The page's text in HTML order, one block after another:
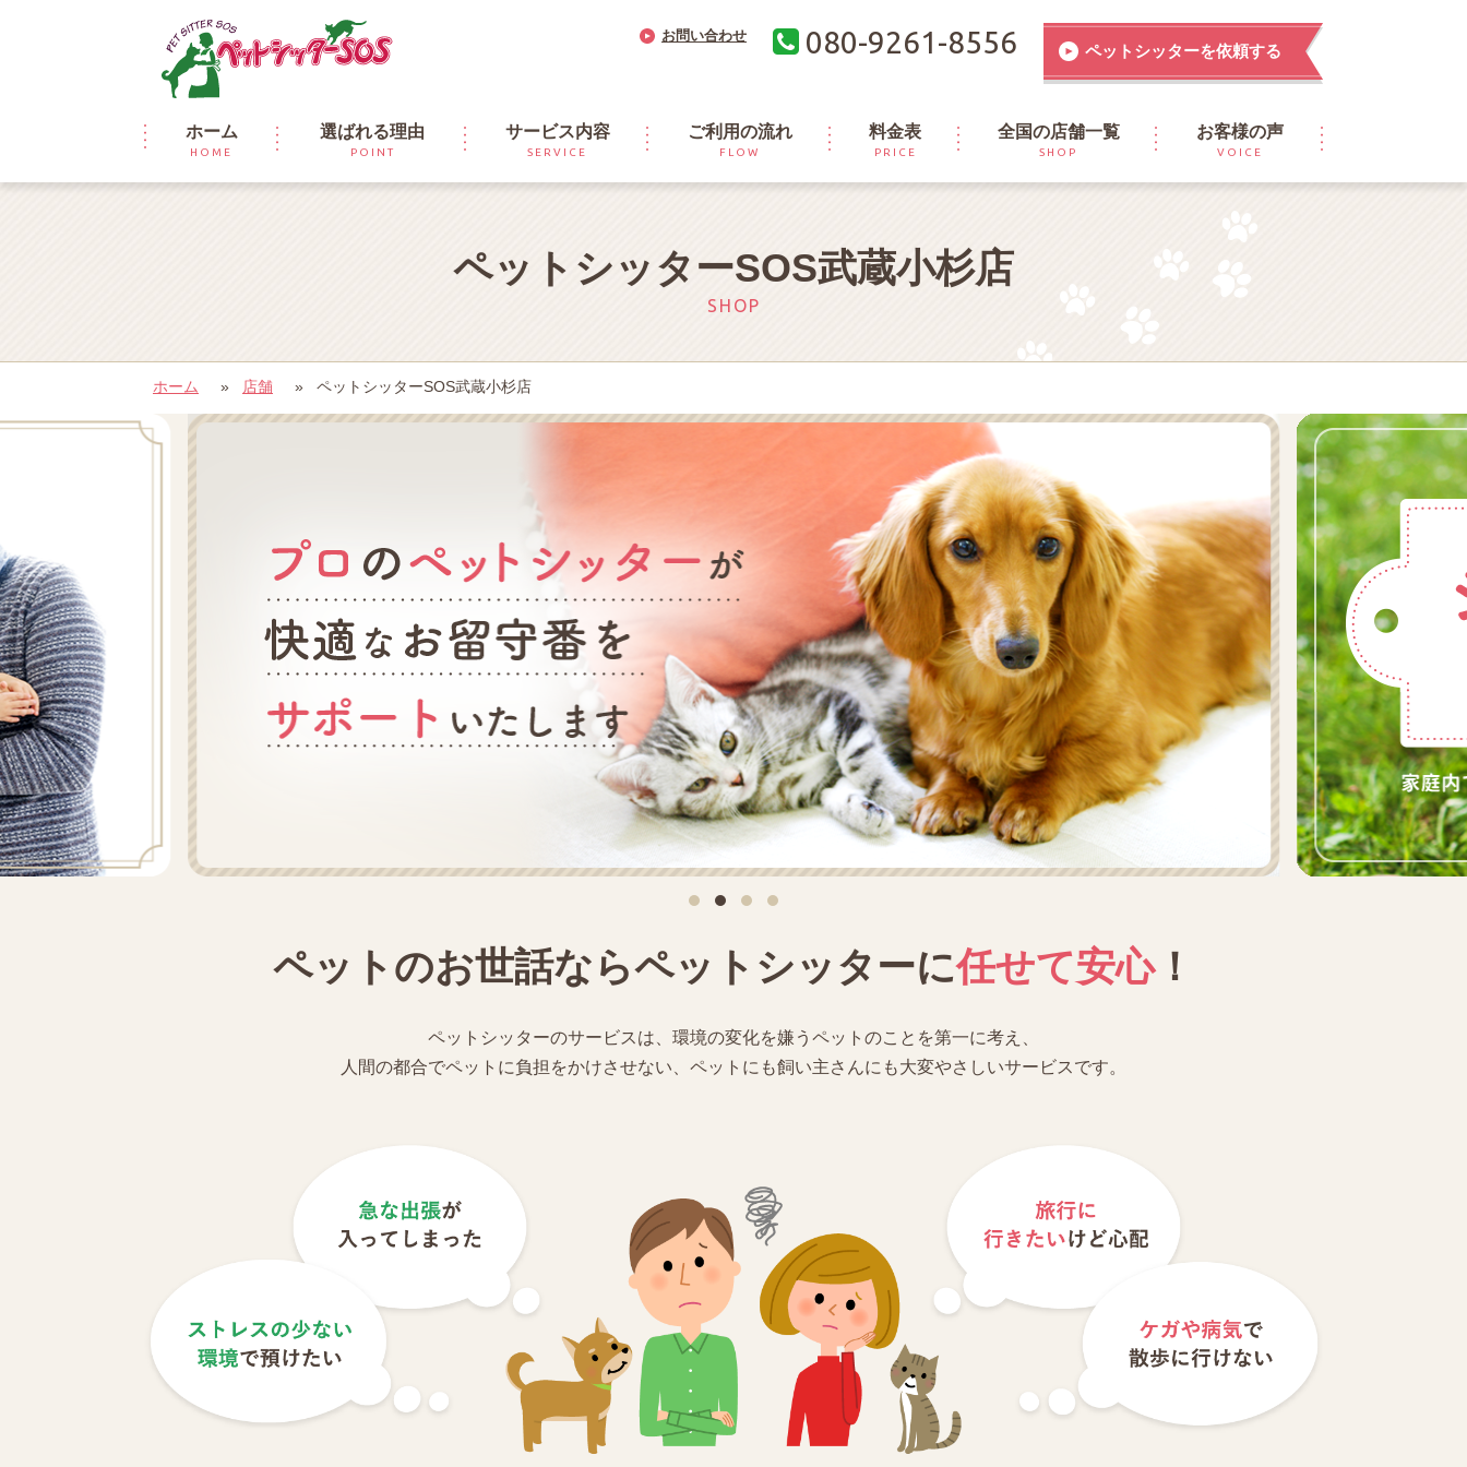
お問い合わせ 080-9261-8556 ペットシッターを依頼する
ホーム
HOME
選ばれる理由
POINT
サービス内容
SERVICE
ご利用の流れ
FLOW
料金表
PRICE
全国の店舗一覧
SHOP
お客様の声
VOICE
ペットシッターSOS武蔵小杉店
SHOP
ホーム » 店舗 » ペットシッターSOS武蔵小杉店
ペットのお世話ならペットシッターに任せて安心！
ペットシッターのサービスは、環境の変化を嫌うペットのことを第一に考え、
人間の都合でペットに負担をかけさせない、ペットにも飼い主さんにも大変やさしいサービスです。